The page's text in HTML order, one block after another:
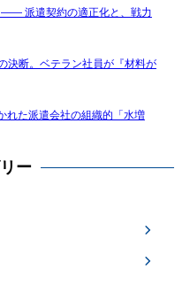
—— 派遣契約の適正化と、戦力
決断。ベテラン社員が『材料が
た派遣会社の組織的「水増
ー